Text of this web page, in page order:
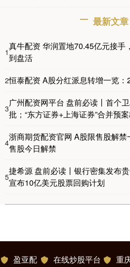
最新文章
1
真牛配资 华润置地70.45亿元接手
到盘活
2恒泰配资 A股分红派息转增一览
3
广州配资网平台 盘前必读丨首个
批；“东方证券+上海证券”合并预
4
浙商期货配资官网 A股限售股解
售股今日解禁
5
捷希源 盘前必读丨银行密集发布
宣布10亿美元股票回购计划
盈亚配
在线炒股平台
重